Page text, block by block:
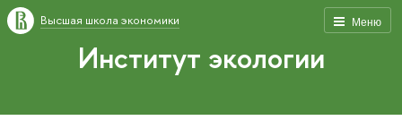
Меню
Высшая школа экономики
Институт экологии